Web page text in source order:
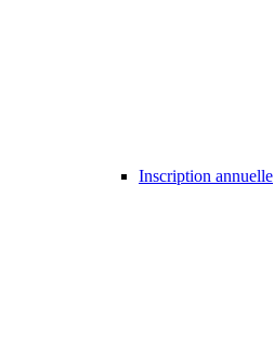
Inscription annuelle